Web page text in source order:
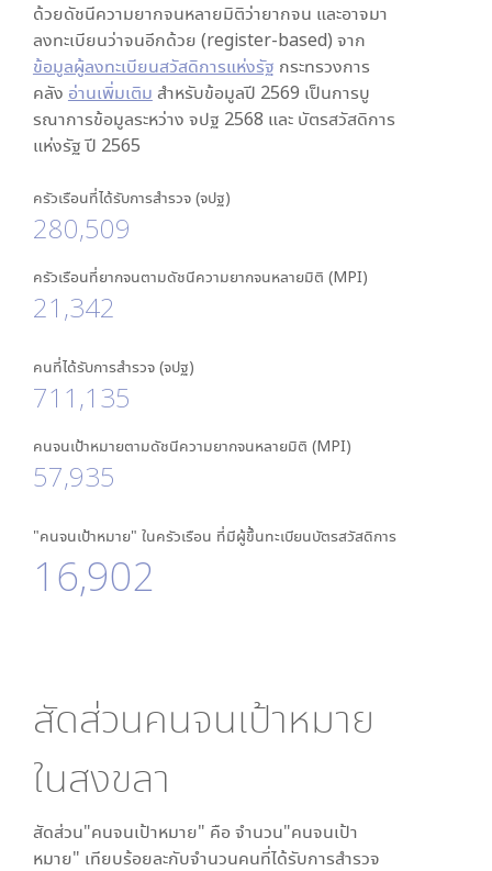
ด้วยดัชนีความยากจนหลายมิติว่ายากจน และอาจมา
ลงทะเบียนว่าจนอีกด้วย (register-based) จาก
ข้อมูลผู้ลงทะเบียนสวัสดิการแห่งรัฐ กระทรวงการ
คลัง อ่านเพิ่มเติม สำหรับข้อมูลปี 2569 เป็นการบู
รณาการข้อมูลระหว่าง จปฐ 2568 และ บัตรสวัสดิการ
แห่งรัฐ ปี 2565
ครัวเรือนที่ได้รับการสำรวจ (จปฐ)
280,509
ครัวเรือนที่ยากจนตามดัชนีความยากจนหลายมิติ (MPI)
21,342
คนที่ได้รับการสำรวจ (จปฐ)
711,135
คนจนเป้าหมายตามดัชนีความยากจนหลายมิติ (MPI)
57,935
"คนจนเป้าหมาย" ในครัวเรือน ที่มีผู้ขึ้นทะเบียนบัตรสวัสดิการ
16,902
สัดส่วนคนจนเป้าหมาย
ในสงขลา
สัดส่วน"คนจนเป้าหมาย" คือ จำนวน"คนจนเป้า
หมาย" เทียบร้อยละกับจำนวนคนที่ได้รับการสำรวจ